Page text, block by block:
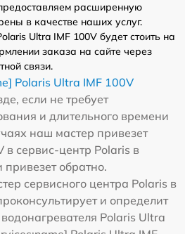
расширенную
в качестве наших услуг.
Ultra IMF 100V будет стоить на
заказа на сайте через
связи.
Polaris Ultra IMF 100V
если не требует
и длительного времени
наш мастер привезет
в сервис-центр Polaris в
обратно.
сервисного центра Polaris в
и определит
Polaris Ultra